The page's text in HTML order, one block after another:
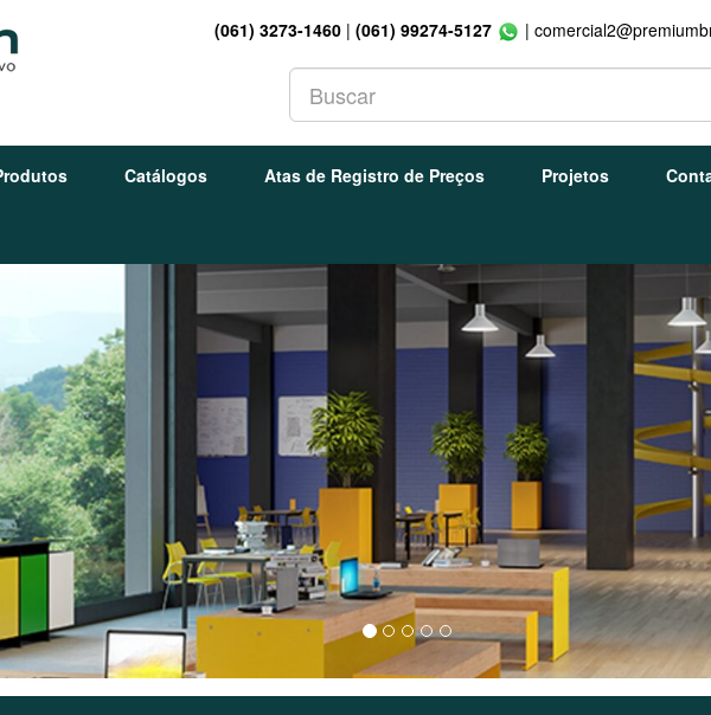
(061) 3273-1460 | (061) 99274-5127 |
Catálogos Atas de Registro de Preços Projetos